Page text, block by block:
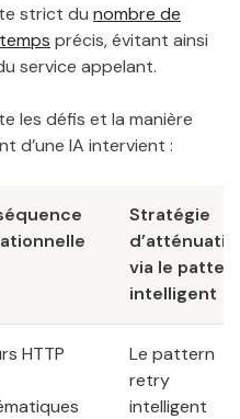
strict du nombre de
précis, évitant ainsi
service appelant.
les défis et la manière
d’une IA intervient :
Stratégie
via le
intelligent
HTTP
Le pattern
retry
intelligent